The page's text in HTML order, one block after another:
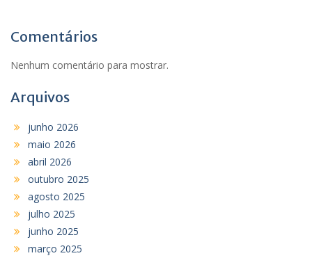
Comentários
Nenhum comentário para mostrar.
Arquivos
junho 2026
maio 2026
abril 2026
outubro 2025
agosto 2025
julho 2025
junho 2025
março 2025